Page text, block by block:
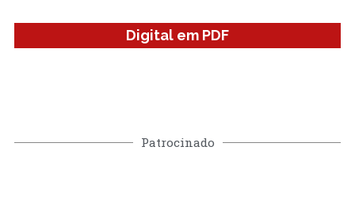
Digital em PDF
Patrocinado